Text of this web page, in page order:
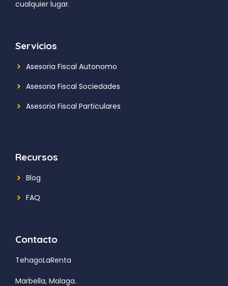
cualquier lugar.
Servicios
Asesoria Fiscal Autonomo
Asesoria Fiscal Sociedades
Asesoria Fiscal Particulares
Recursos
Blog
FAQ
Contacto
TehagoLaRenta
Marbella, Malaga.